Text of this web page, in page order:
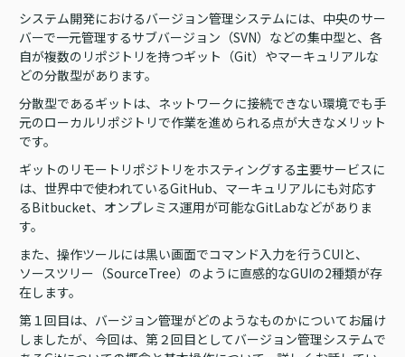
システム開発におけるバージョン管理システムには、中央のサー
バーで一元管理するサブバージョン（SVN）などの集中型と、各
自が複数のリポジトリを持つギット（Git）やマーキュリアルな
どの分散型があります。
分散型であるギットは、ネットワークに接続できない環境でも手
元のローカルリポジトリで作業を進められる点が大きなメリット
です。
ギットのリモートリポジトリをホスティングする主要サービスに
は、世界中で使われているGitHub、マーキュリアルにも対応す
るBitbucket、オンプレミス運用が可能なGitLabなどがありま
す。
また、操作ツールには黒い画面でコマンド入力を行うCUIと、
ソースツリー（SourceTree）のように直感的なGUIの2種類が存
在します。
第１回目は、バージョン管理がどのようなものかについてお届け
しましたが、今回は、第２回目としてバージョン管理システムで